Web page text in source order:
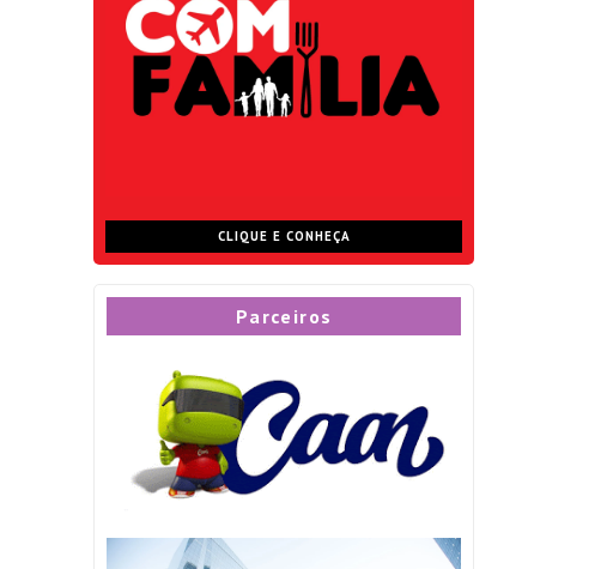
CLIQUE E CONHEÇA
Parceiros